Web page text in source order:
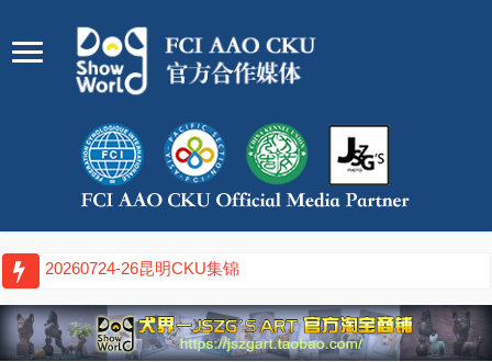
20260724-26昆明CKU集锦